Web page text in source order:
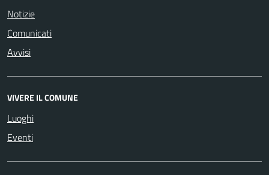
Notizie
Comunicati
Avvisi
VIVERE IL COMUNE
Luoghi
Eventi